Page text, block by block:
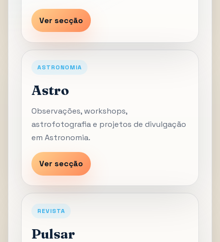
Ver secção
ASTRONOMIA
Astro
Observações, workshops,
astrofotografia e projetos de divulgação
em Astronomia.
Ver secção
REVISTA
Pulsar